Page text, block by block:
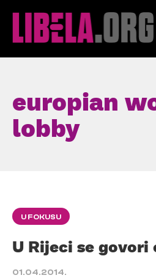
europian
lobby
U FOKUSU
U Rijeci se govori
01.04.2014.